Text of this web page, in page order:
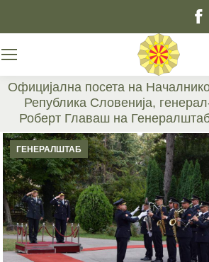
Официјална посета на
Република Словенија,
Роберт Главаш на
You are
ГЕНЕРАЛШТАБ